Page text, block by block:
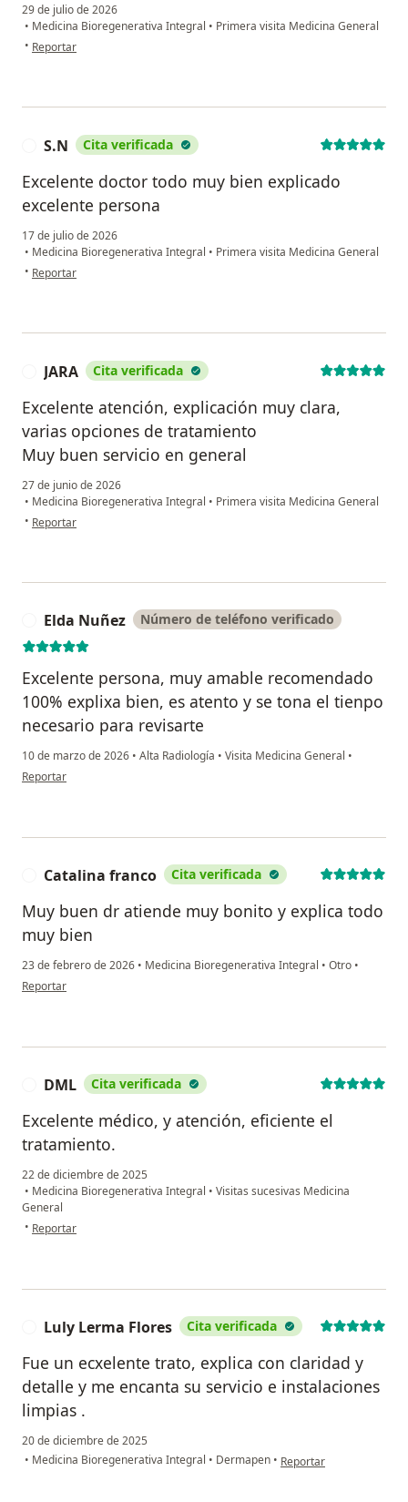
29 de julio de 2026
• Medicina Bioregenerativa Integral • Primera visita Medicina General
• en opinión del usuario Thelma Muñoz
Reportar
S.N Cita verificada
Excelente doctor todo muy bien explicado
excelente persona
17 de julio de 2026
• Medicina Bioregenerativa Integral • Primera visita Medicina General
• en opinión del usuario S.N
Reportar
JARA Cita verificada
Excelente atención, explicación muy clara,
varias opciones de tratamiento
Muy buen servicio en general
27 de junio de 2026
• Medicina Bioregenerativa Integral • Primera visita Medicina General
• en opinión del usuario JARA
Reportar
Elda Nuñez Número de teléfono verificado
Excelente persona, muy amable recomendado
100% explixa bien, es atento y se tona el tienpo
necesario para revisarte
10 de marzo de 2026 • Alta Radiología • Visita Medicina General •
en opinión del usuario Elda Nuñez
Reportar
Catalina franco Cita verificada
Muy buen dr atiende muy bonito y explica todo
muy bien
23 de febrero de 2026 • Medicina Bioregenerativa Integral • Otro •
en opinión del usuario Catalina franco
Reportar
DML Cita verificada
Excelente médico, y atención, eficiente el
tratamiento.
22 de diciembre de 2025
• Medicina Bioregenerativa Integral • Visitas sucesivas Medicina
General
• en opinión del usuario DML
Reportar
Luly Lerma Flores Cita verificada
Fue un ecxelente trato, explica con claridad y
detalle y me encanta su servicio e instalaciones
limpias .
20 de diciembre de 2025
• Medicina Bioregenerativa Integral • Dermapen • en opinión del usuario
Reportar